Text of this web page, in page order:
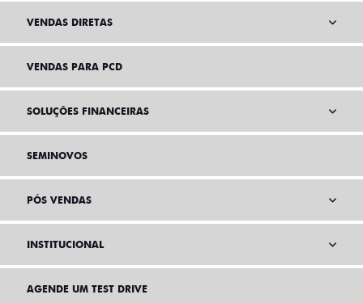
VENDAS DIRETAS
VENDAS PARA PCD
SOLUÇÕES FINANCEIRAS
SEMINOVOS
PÓS VENDAS
INSTITUCIONAL
AGENDE UM TEST DRIVE